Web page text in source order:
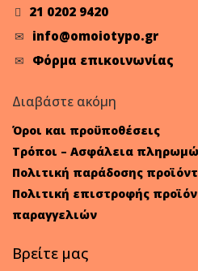
21 0202 9420
info@omoiotypo.gr
Φόρμα επικοινωνίας
Διαβάστε ακόμη
Όροι και προϋποθέσεις
Τρόποι – Ασφάλεια
Πολιτική παράδοσης
Πολιτική επιστροφής
παραγγελιών
Βρείτε μας